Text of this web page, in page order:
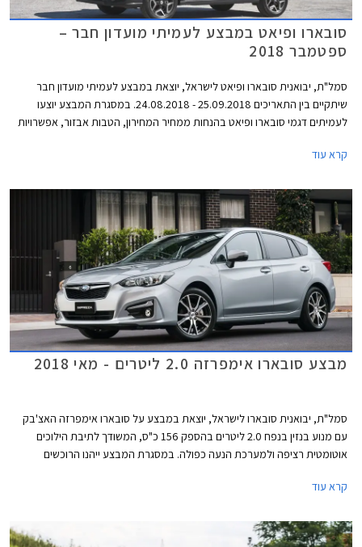
סובארו ופיאט במבצע לעמיתי מועדון חבר –
ספטמבר 2018
סמל"ת, יבואנית סובארו ופיאט לישראל, יוצאת במבצע לעמיתי מועדון חבר
שיתקיים בין התאריכים 25.09.2018 - 24.08.2018. במסגרת המבצע יוצעו
לעמיתים דגמי סובארו ופיאט בהנחות ממחיר המחירון, הטבות אבזור, אפשרויות
המבצע יתקיים בכל סוכנויות פיאט וסובארו ברחבי הארץ, וגם ביריד מועדון חבר
קרא עוד
מבצע סובארו אימפרזה 2.0 ליטרים - מאי 2018
סמל"ת, יבואנית סובארו לישראל, יוצאת במבצע על סובארו אימפרזה האצ'בק
עם מנוע בנזין בנפח 2.0 ליטרים בהספק 156 כ"ס, המשודך לתיבת הילוכים
אוטומטית רציפה ולמערכת הנעה כפולה. במסגרת המבצע ייהנו הרוכשים
קרא עוד